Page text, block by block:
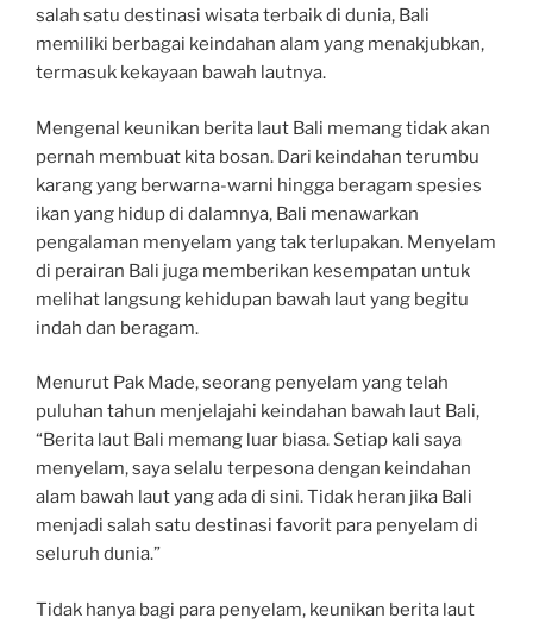
salah satu destinasi wisata terbaik di dunia, Bali
memiliki berbagai keindahan alam yang menakjubkan,
termasuk kekayaan bawah lautnya.
Mengenal keunikan berita laut Bali memang tidak akan
pernah membuat kita bosan. Dari keindahan terumbu
karang yang berwarna-warni hingga beragam spesies
ikan yang hidup di dalamnya, Bali menawarkan
pengalaman menyelam yang tak terlupakan. Menyelam
di perairan Bali juga memberikan kesempatan untuk
melihat langsung kehidupan bawah laut yang begitu
indah dan beragam.
Menurut Pak Made, seorang penyelam yang telah
puluhan tahun menjelajahi keindahan bawah laut Bali,
“Berita laut Bali memang luar biasa. Setiap kali saya
menyelam, saya selalu terpesona dengan keindahan
alam bawah laut yang ada di sini. Tidak heran jika Bali
menjadi salah satu destinasi favorit para penyelam di
seluruh dunia.”
Tidak hanya bagi para penyelam, keunikan berita laut